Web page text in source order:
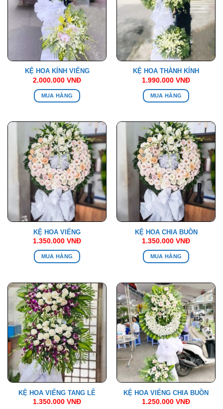
KỆ HOA KÍNH VIẾNG
2.000.000 VNĐ
MUA HÀNG
KỆ HOA THÀNH KÍNH
1.990.000 VNĐ
MUA HÀNG
KỆ HOA VIẾNG
1.350.000 VNĐ
MUA HÀNG
KỆ HOA CHIA BUỒN
1.350.000 VNĐ
MUA HÀNG
KỆ HOA VIẾNG TANG LỄ
1.350.000 VNĐ
KỆ HOA VIẾNG CHIA BUỒN
1.250.000 VNĐ